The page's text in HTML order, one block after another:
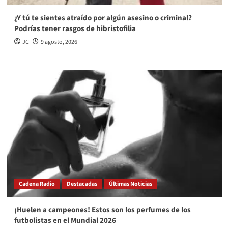
¿Y tú te sientes atraído por algún asesino o criminal?
Podrías tener rasgos de hibristofilia
JC 9 agosto, 2026
Cadena Radio Destacadas Últimas Noticias
¡Huelen a campeones! Estos son los perfumes de los
futbolistas en el Mundial 2026